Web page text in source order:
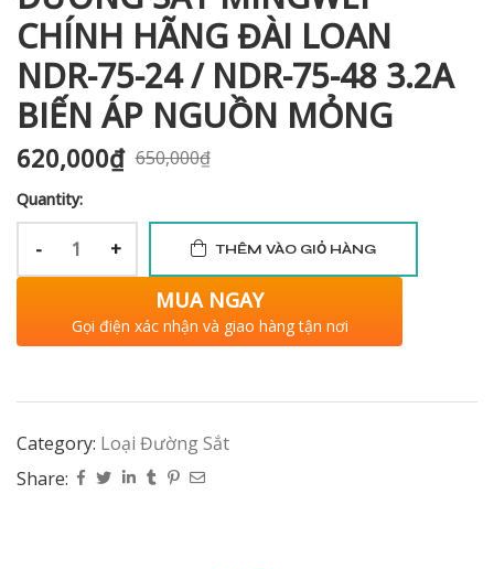
CHÍNH HÃNG ĐÀI LOAN
NDR-75-24 / NDR-75-48 3.2A
BIẾN ÁP NGUỒN MỎNG
650,000₫
620,000₫
Quantity:
- + THÊM VÀO GIỎ HÀNG
MUA NGAY
Gọi điện xác nhận và giao hàng tận nơi
Category: Loại Đường Sắt
Share: